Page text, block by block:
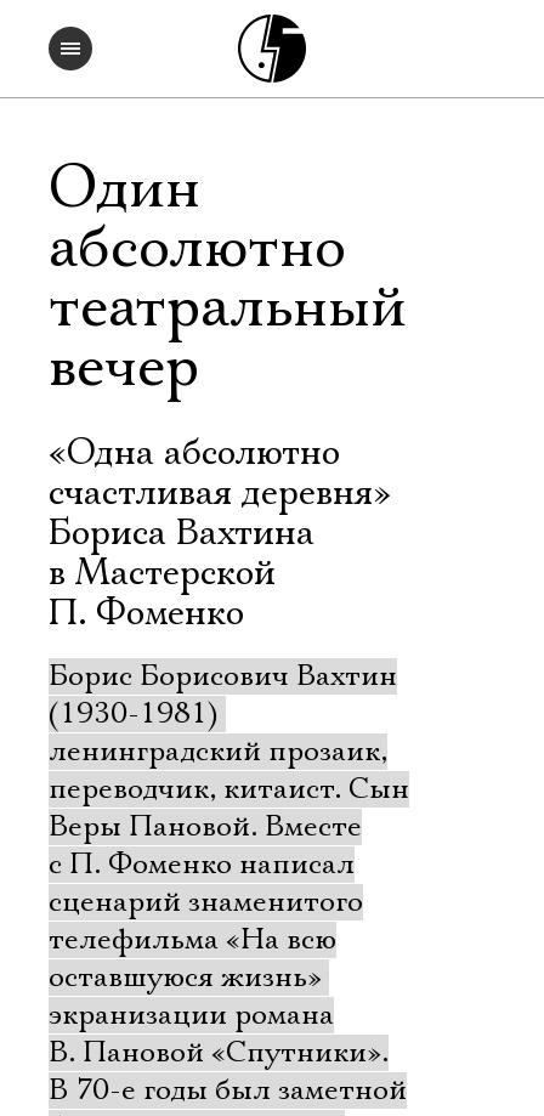
Один
абсолютно
театральный
вечер
«Одна абсолютно
счастливая деревня»
Бориса Вахтина
в Мастерской
П. Фоменко
Борис Борисович Вахтин
(1930-1981) 
ленинградский прозаик,
переводчик, китаист. Сын
Веры Пановой. Вместе
с П. Фоменко написал
сценарий знаменитого
телефильма «На всю
оставшуюся жизнь» 
экранизации романа
В. Пановой «Спутники».
В 70-е годы был заметной